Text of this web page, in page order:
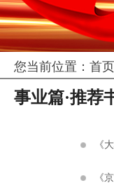
您当前位置： 首页
事业篇·推荐
《
《